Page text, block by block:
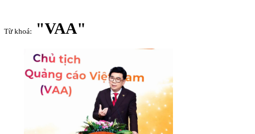
Từ khoá: "VAA"